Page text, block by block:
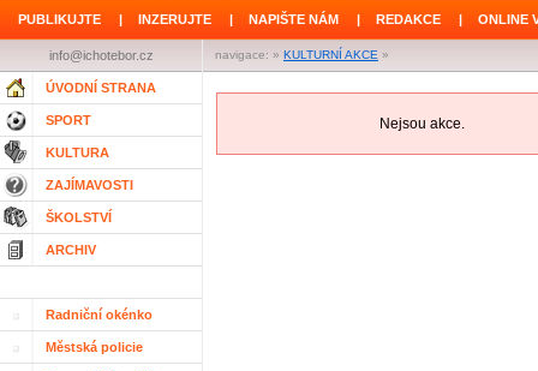
PUBLIKUJTE | INZERUJTE | NAPIŠTE NÁM | REDAKCE | ONLINE
navigace: » KULTURNÍ AKCE »
info@ichotebor.cz
ÚVODNÍ STRANA
SPORT
KULTURA
ZAJÍMAVOSTI
ŠKOLSTVÍ
ARCHIV
Radniční okénko
Městská policie
Nejsou akce.